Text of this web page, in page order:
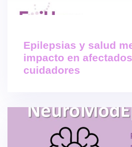
Epilepsias y salud
impacto en
cuidadores